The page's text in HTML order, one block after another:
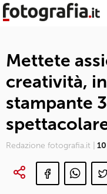
Mettete
creatività,
stampante
Redazione fotografia.it |